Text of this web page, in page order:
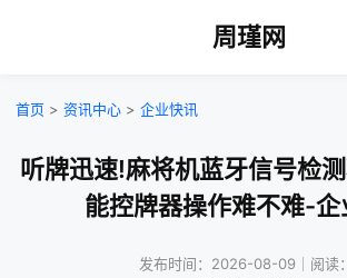
周瑾网
首页 > 资讯中心 > 企业快讯
听牌迅速!麻将机蓝牙信号检
能控牌器操作难不难-企
发布时间：2026-08-09｜阅读